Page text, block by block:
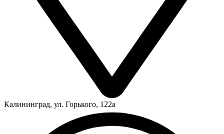
Калининград, ул. Горького, 122а